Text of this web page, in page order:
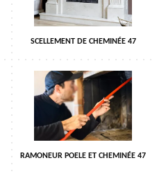
SCELLEMENT DE CHEMINÉE 47
RAMONEUR POELE ET CHEMINÉE 47